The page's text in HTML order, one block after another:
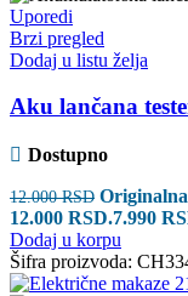
Uporedi
Brzi pregled
Dodaj u listu želja
Aku lančana
Dostupno
12.000RSD
12.000 RSD.7.990
Dodaj u korpu
Šifra proizvoda: